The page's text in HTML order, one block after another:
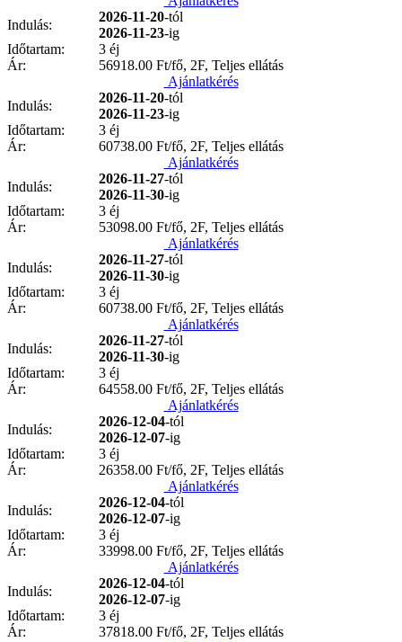
Indulás:
2026-11-20-tól
2026-11-23-ig
Időtartam:
3 éj
Ár:
56918.00 Ft/fő, 2F, Teljes ellátás
Ajánlatkérés
Indulás:
2026-11-20-tól
2026-11-23-ig
Időtartam:
3 éj
Ár:
60738.00 Ft/fő, 2F, Teljes ellátás
Ajánlatkérés
Indulás:
2026-11-27-tól
2026-11-30-ig
Időtartam:
3 éj
Ár:
53098.00 Ft/fő, 2F, Teljes ellátás
Ajánlatkérés
Indulás:
2026-11-27-tól
2026-11-30-ig
Időtartam:
3 éj
Ár:
60738.00 Ft/fő, 2F, Teljes ellátás
Ajánlatkérés
Indulás:
2026-11-27-tól
2026-11-30-ig
Időtartam:
3 éj
Ár:
64558.00 Ft/fő, 2F, Teljes ellátás
Ajánlatkérés
Indulás:
2026-12-04-tól
2026-12-07-ig
Időtartam:
3 éj
Ár:
26358.00 Ft/fő, 2F, Teljes ellátás
Ajánlatkérés
Indulás:
2026-12-04-tól
2026-12-07-ig
Időtartam:
3 éj
Ár:
33998.00 Ft/fő, 2F, Teljes ellátás
Ajánlatkérés
Indulás:
2026-12-04-tól
2026-12-07-ig
Időtartam:
3 éj
Ár:
37818.00 Ft/fő, 2F, Teljes ellátás